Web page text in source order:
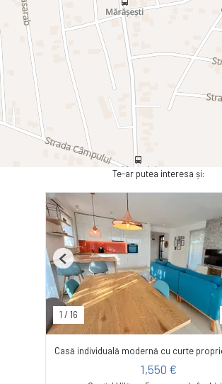
Te-ar putea interesa și:
1 / 16
Previous
Casă individuală modernă cu curte
1,550 €